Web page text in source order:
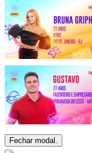
Fechar modal.